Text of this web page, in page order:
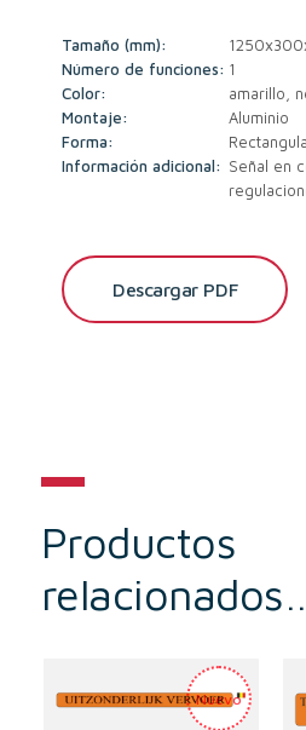
Tamaño (mm):
Número de funciones: 1
Color:
amarillo,
Montaje:
Aluminio
Forma:
Información adicional: Señal en
Descargar PDF
Productos